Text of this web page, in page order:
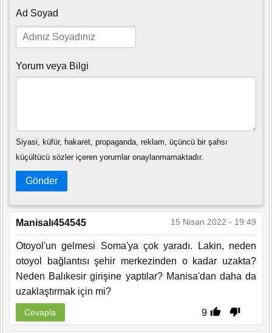
Ad Soyad
Yorum veya Bilgi
Siyasi, küfür, hakaret, propaganda, reklam, üçüncü bir şahsı
küçültücü sözler içeren yorumlar onaylanmamaktadır.
Gönder
Manisalı454545 15 Nisan 2022 - 19:49
Otoyol'un gelmesi Soma'ya çok yaradı. Lakin, neden
otoyol bağlantısı şehir merkezinden o kadar uzakta?
Neden Balıkesir girişine yaptılar? Manisa'dan daha da
uzaklaştırmak için mi?
9
Cevapla